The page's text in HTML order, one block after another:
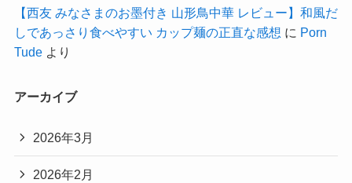
【西友 みなさまのお墨付き 山形鳥中華 レビュー】和風だ
しであっさり食べやすい カップ麺の正直な感想 に Porn
Tudeより
アーカイブ
2026年3月
2026年2月